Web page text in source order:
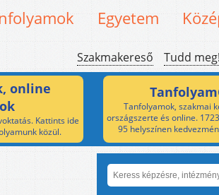
Egyetem
Szakmakereső Tudd meg!
online
Kattints ide
közül.
Tanfolyamok, szakmai
országszerte és online.
95 helyszínen